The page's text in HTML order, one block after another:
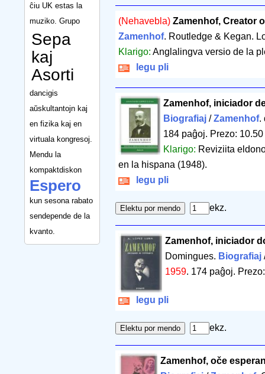
ĉiu UK estas la
muziko. Grupo
Sepa
kaj
Asorti
dancigis
aŭskultantojn kaj
en fizika kaj en
virtuala kongresoj.
Mendu la
kompaktdiskon
Espero
kun sesona rabato
sendepende de la
kvanto.
(Nehavebla) Zamenhof, Creator
Zamenhof. Routledge & Kegan.
Klarigo: Anglalingva versio de la
legu pli
Zamenhof, iniciador
Biografiaj/Zamenhof.
184 paĝoj. Prezo: 10.50
Klarigo: Reviziita
en la hispana (1948).
legu pli
ekz.
Zamenhof, iniciador
Domingues. Biografiaj
1959. 174 paĝoj.
legu pli
ekz.
Zamenhof, oče